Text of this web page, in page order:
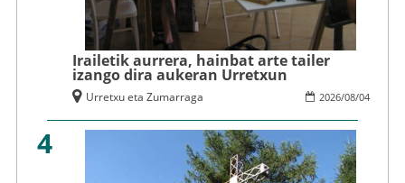
Irailetik aurrera, hainbat arte tailer
izango dira aukeran Urretxun
2026/08/04
Urretxu eta Zumarraga
4